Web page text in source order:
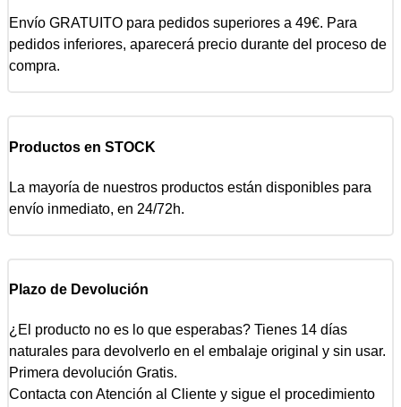
Envío GRATUITO para pedidos superiores a 49€. Para
pedidos inferiores, aparecerá precio durante del proceso de
compra.
Productos en STOCK
La mayoría de nuestros productos están disponibles para
envío inmediato, en 24/72h.
Plazo de Devolución
¿El producto no es lo que esperabas? Tienes 14 días
naturales para devolverlo en el embalaje original y sin usar.
Primera devolución Gratis.
Contacta con Atención al Cliente y sigue el procedimiento